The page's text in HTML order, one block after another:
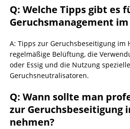
Q: Welche Tipps gibt es
Geruchsmanagement
A: Tipps zur Geruchsbeseitigung im
regelmäßige Belüftung, die
oder Essig und die Nutzung
Geruchsneutralisatoren.
Q: Wann sollte man
zur Geruchsbeseitigung
nehmen?